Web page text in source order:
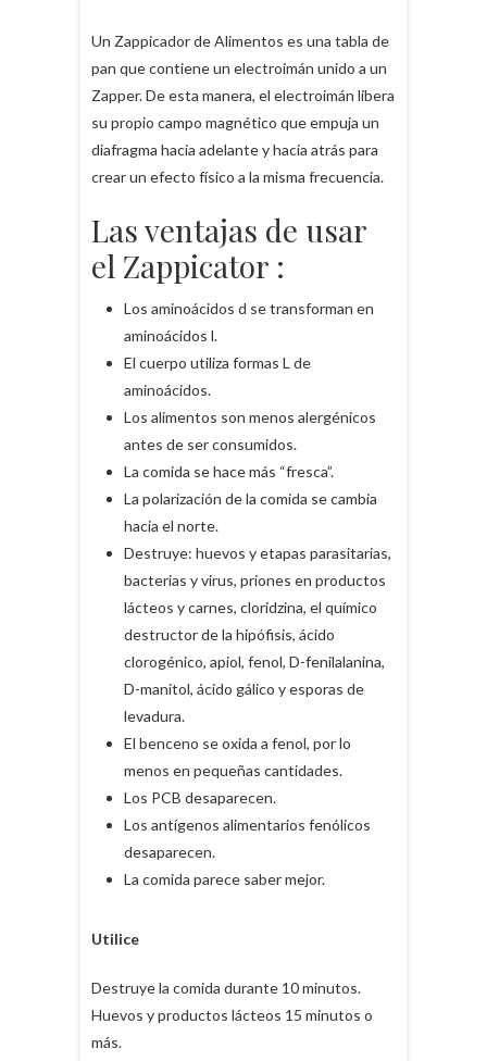
Un Zappicador de Alimentos es una tabla de
pan que contiene un electroimán unido a un
Zapper. De esta manera, el electroimán libera
su propio campo magnético que empuja un
diafragma hacia adelante y hacia atrás para
crear un efecto físico a la misma frecuencia.
Las ventajas de usar
el Zappicator :
Los aminoácidos d se transforman en
aminoácidos l.
El cuerpo utiliza formas L de
aminoácidos.
Los alimentos son menos alergénicos
antes de ser consumidos.
La comida se hace más “fresca”.
La polarización de la comida se cambia
hacia el norte.
Destruye: huevos y etapas parasitarias,
bacterias y virus, priones en productos
lácteos y carnes, cloridzina, el químico
destructor de la hipófisis, ácido
clorogénico, apiol, fenol, D-fenilalanina,
D-manitol, ácido gálico y esporas de
levadura.
El benceno se oxida a fenol, por lo
menos en pequeñas cantidades.
Los PCB desaparecen.
Los antígenos alimentarios fenólicos
desaparecen.
La comida parece saber mejor.
Utilice
Destruye la comida durante 10 minutos.
Huevos y productos lácteos 15 minutos o
más.